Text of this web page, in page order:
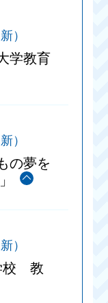
）
学教育
）
の夢を
）
校 教